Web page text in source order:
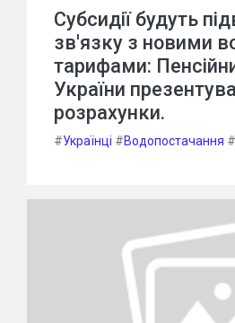
Субсидії будуть
зв'язку з новими
тарифами:
України
розрахунки.
#Українці #Водопостачання #